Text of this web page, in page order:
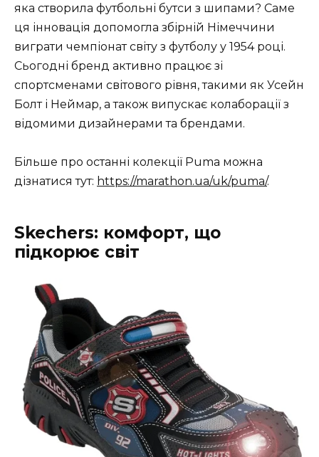
яка створила футбольні бутси з шипами? Саме
ця інновація допомогла збірній Німеччини
виграти чемпіонат світу з футболу у 1954 році.
Сьогодні бренд активно працює зі
спортсменами світового рівня, такими як Усейн
Болт і Неймар, а також випускає колаборації з
відомими дизайнерами та брендами.
Більше про останні колекції Puma можна
дізнатися тут: https://marathon.ua/uk/puma/.
Skechers: комфорт, що
підкорює світ